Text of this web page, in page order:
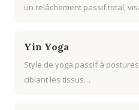
un relâchement passif total,
Yin Yoga
Style de yoga passif à
ciblant les tissus…